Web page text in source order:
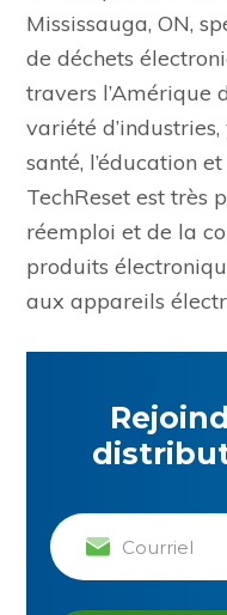
Mississauga, ON,
de déchets
travers l’Amérique
variété
santé, l’éducation
TechReset est très
réemploi et de la
produits
aux appareils
Courriel